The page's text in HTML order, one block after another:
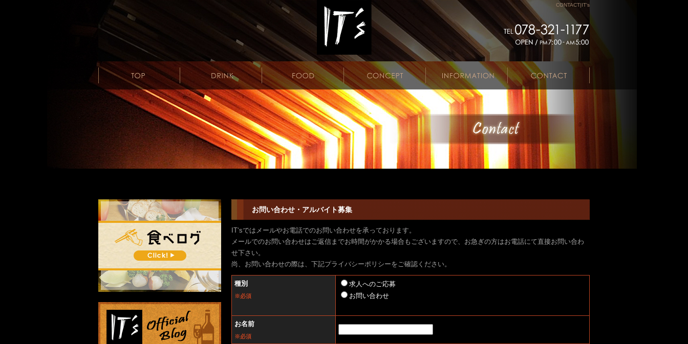
CONTACT|IT‘s
お問い合わせ・アルバイト募集
IT‘sではメールやお電話でのお問い合わせを承っております。
メールでのお問い合わせはご返信までお時間がかかる場合もございますので、お急ぎの方はお電話にて直接お問い合わ
せ下さい。
尚、お問い合わせの際は、下記プライバシーポリシーをご確認ください。
種別
※必須
求人へのご応募
お問い合わせ
お名前
※必須